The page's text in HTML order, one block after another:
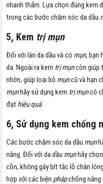
nhanh thấm. Lựa chọn đúng kem
trong các bước chăm sóc da dầu
5, Kem trị mụn
Đối với làn da dầu và có mụn, bạn
da. Ngoài ra kem trị mụncòn giúp
nhờn, giúp loại bỏ mụncũ và hạn
mụnhãy sử dụng kem trị mụncó
đạt hiệu quả.
6, Sử dụng kem chống
Các bước chăm sóc da dầu mụn
nắng. Đối với da dầu mụnhãy
cồn, không gây bít tắc lỗ chân
hợp với các biện phápchống